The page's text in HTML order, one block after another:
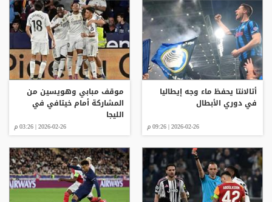
أتالانتا يحفظ ماء وجه إيطاليا
في دوري الأبطال
2026-02-26 | 09:26 م
موقف مبابي وهويسين من
المشاركة أمام خيتافي في
الليجا
2026-02-26 | 03:26 م